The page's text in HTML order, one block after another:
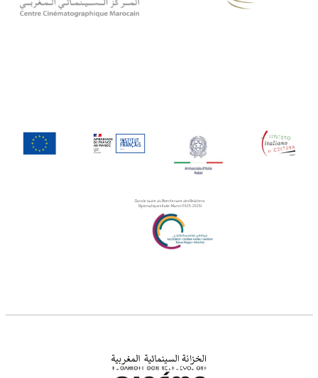
Dans le cadre du Bicentenaire des Relations
Diplomatiques Italie-Maroc (1825-2025)